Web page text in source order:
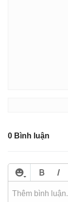
0 Bình luận